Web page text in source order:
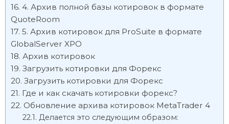
4. Архив полной базы котировок в формате
QuoteRoom
5. Архив котировок для ProSuite в формате
GlobalServer XPO
Архив котировок
Загрузить котировки для Форекс
Загрузить котировки для Форекс
Где и как скачать котировки форекс?
Обновление архива котировок MetaTrader 4
Делается это следующим образом: